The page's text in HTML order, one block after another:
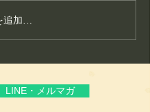
ットネス教室が
た理由
追加…
LINE・メルマガ